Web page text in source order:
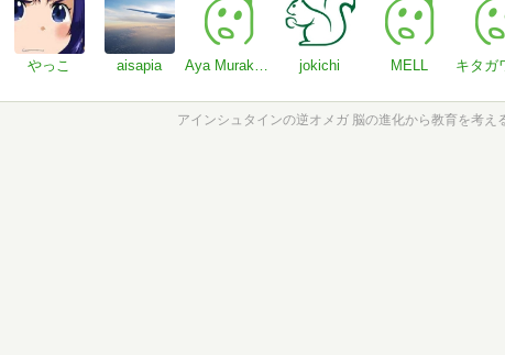
やっこ aisapia Aya Murakami jokichi MELL
アインシュタインの逆オメガ 脳の進化から教育を考え